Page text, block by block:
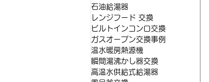
石油給湯器
レンジフード 交換
ビルトインコンロ交換
ガスオーブン交換事例
温水暖房熱源機
瞬間湯沸かし器交換
高温水供給式給湯器